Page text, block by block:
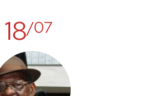
18/07